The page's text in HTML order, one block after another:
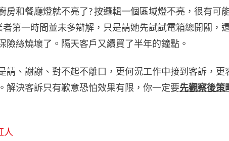
房和餐廳燈就不亮了? 按邏輯一個區域燈不亮，很有可
第一時間並未多辯解，只是請她先試試電箱總開關，
絲燒壞了。隔天客戶又續買了半年的鐘點。
請、謝謝、對不起不離口，更何況工作中接到客訴，更
解決客訴只有歉意恐怕效果有限，你一定要先觀察後策
人